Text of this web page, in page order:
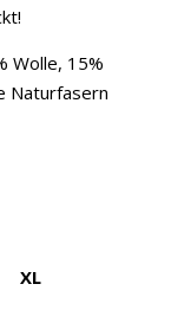
Wolle, 15%
Naturfasern